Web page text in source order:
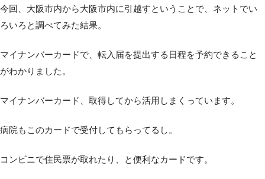
今回、大阪市内から大阪市内に引越すということで、ネットでい
ろいろと調べてみた結果。
マイナンバーカードで、転入届を提出する日程を予約できること
がわかりました。
マイナンバーカード、取得してから活用しまくっています。
病院もこのカードで受付してもらってるし。
コンビニで住民票が取れたり、と便利なカードです。